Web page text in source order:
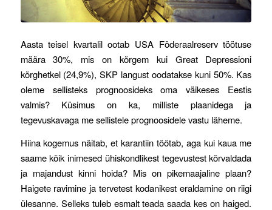
Aasta teisel kvartalil ootab USA Föderaalreserv töötuse
määra 30%, mis on kõrgem kui Great Depressioni
kõrghetkel (24,9%), SKP langust oodatakse kuni 50%. Kas
oleme sellisteks prognoosideks oma väikeses Eestis
valmis? Küsimus on ka, milliste plaanidega ja
tegevuskavaga me sellistele prognoosidele vastu läheme.
Hiina kogemus näitab, et karantiin töötab, aga kui kaua me
saame kõik inimesed ühiskondlikest tegevustest kõrvaldada
ja majandust kinni hoida? Mis on pikemaajaline plaan?
Haigete ravimine ja tervetest kodanikest eraldamine on riigi
ülesanne. Selleks tuleb esmalt teada saada kes on haiged.